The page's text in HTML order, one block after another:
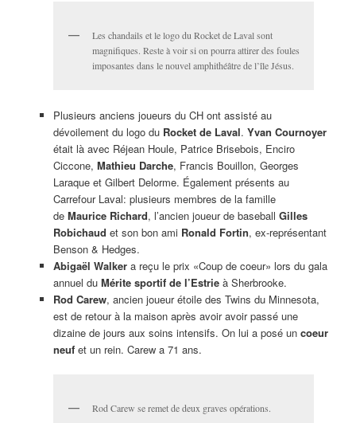
Les chandails et le logo du Rocket de Laval sont
magnifiques. Reste à voir si on pourra attirer des foules
imposantes dans le nouvel amphithéâtre de l’île Jésus.
Plusieurs anciens joueurs du CH ont assisté au
dévoilement du logo du Rocket de Laval. Yvan Cournoyer
était là avec Réjean Houle, Patrice Brisebois, Enciro
Ciccone, Mathieu Darche, Francis Bouillon, Georges
Laraque et Gilbert Delorme. Également présents au
Carrefour Laval: plusieurs membres de la famille
de Maurice Richard, l’ancien joueur de baseball Gilles
Robichaud et son bon ami Ronald Fortin, ex-représentant
Benson & Hedges.
Abigaël Walkera reçu le prix «Coup de coeur» lors du gala
annuel du Mérite sportif de l’Estrieà Sherbrooke.
Rod Carew, ancien joueur étoile des Twins du Minnesota,
est de retour à la maison après avoir avoir passé une
dizaine de jours aux soins intensifs. On lui a posé un coeur
neufet un rein. Carew a 71 ans.
Rod Carew se remet de deux graves opérations.